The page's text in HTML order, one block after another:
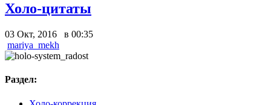
Холо-цитаты
03 Окт, 2016 в 00:35
mariya_mekh
Раздел: